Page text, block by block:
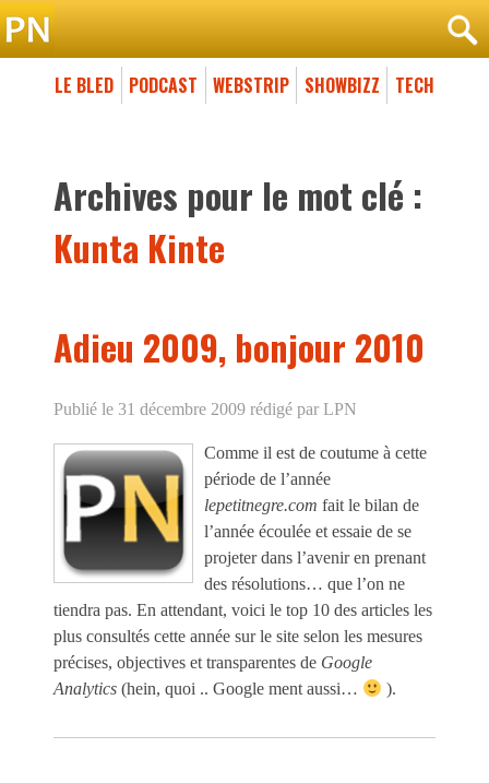
LE BLED PODCAST WEBSTRIP SHOWBIZZ TECH
Archives pour le mot clé :
Kunta Kinte
Adieu 2009, bonjour 2010
Publié le 31 décembre 2009 rédigé par LPN
Comme il est de coutume à cette
période de l’année
lepetitnegre.com fait le bilan de
l’année écoulée et essaie de se
projeter dans l’avenir en prenant
des résolutions… que l’on ne
tiendra pas. En attendant, voici le top 10 des articles les
plus consultés cette année sur le site selon les mesures
précises, objectives et transparentes de Google
Analytics (hein, quoi .. Google ment aussi… ).